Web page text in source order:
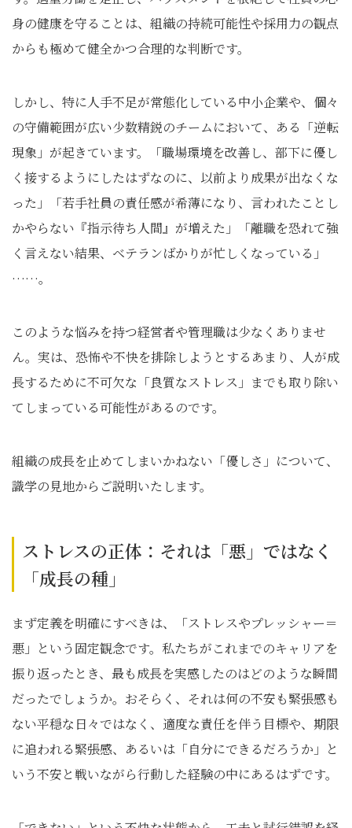
身の健康を守ることは、組織の持続可能性や採用力の観点
からも極めて健全かつ合理的な判断です。
しかし、特に人手不足が常態化している中小企業や、個々
の守備範囲が広い少数精鋭のチームにおいて、ある「逆転
現象」が起きています。「職場環境を改善し、部下に優し
く接するようにしたはずなのに、以前より成果が出なくな
った」「若手社員の責任感が希薄になり、言われたことし
かやらない『指示待ち人間』が増えた」「離職を恐れて強
く言えない結果、ベテランばかりが忙しくなっている」
……。
このような悩みを持つ経営者や管理職は少なくありませ
ん。実は、恐怖や不快を排除しようとするあまり、人が成
長するために不可欠な「良質なストレス」までも取り除い
てしまっている可能性があるのです。
組織の成長を止めてしまいかねない「優しさ」について、
識学の見地からご説明いたします。
ストレスの正体：それは「悪」ではなく
「成長の種」
まず定義を明確にすべきは、「ストレスやプレッシャー＝
悪」という固定観念です。私たちがこれまでのキャリアを
振り返ったとき、最も成長を実感したのはどのような瞬間
だったでしょうか。おそらく、それは何の不安も緊張感も
ない平穏な日々ではなく、適度な責任を伴う目標や、期限
に追われる緊張感、あるいは「自分にできるだろうか」と
いう不安と戦いながら行動した経験の中にあるはずです。